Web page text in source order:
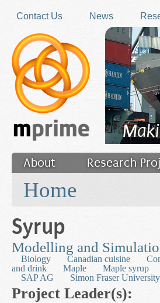
Contact Us
News
About Research
Filler
Home
Syrup
Modelling and
Biology Canadian cuisine
and drink
Maple Maple syrup
SAP AG
Simon Fraser University
Project Leader(s):